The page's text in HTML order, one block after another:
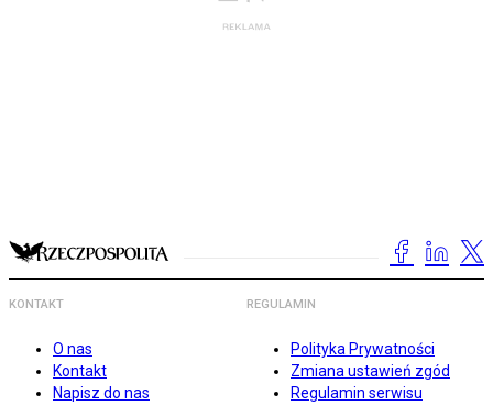
KONTAKT
O nas
Kontakt
Napisz do nas
REGULAMIN
Polityka Prywatności
Zmiana ustawień zgód
Regulamin serwisu